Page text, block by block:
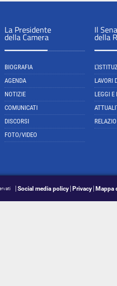
La Presidente
della Camera
BIOGRAFIA
AGENDA
NOTIZIE
COMUNICATI
DISCORSI
FOTO/VIDEO
Il
della
LAVORI
LEGGI E
Social media policy Privacy Mappa